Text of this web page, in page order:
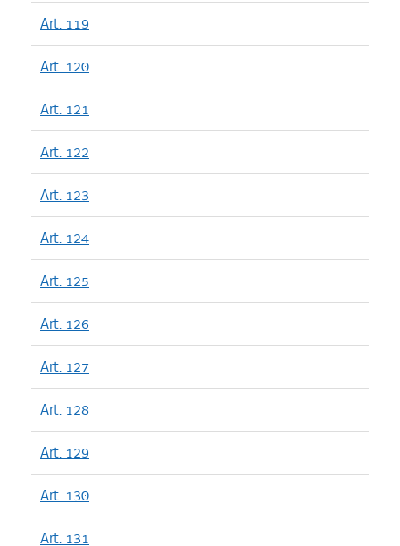
Art. 119
Art. 120
Art. 121
Art. 122
Art. 123
Art. 124
Art. 125
Art. 126
Art. 127
Art. 128
Art. 129
Art. 130
Art. 131